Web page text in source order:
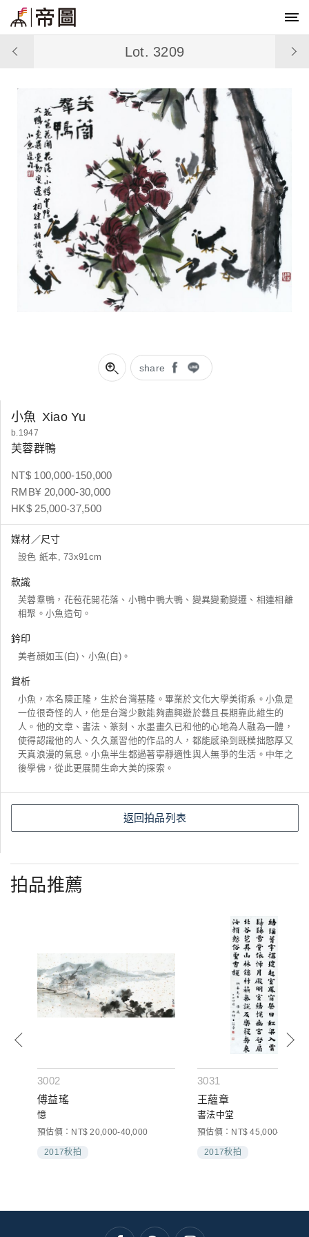
share
Lot. 3209
小魚 Xiao Yu
b.1947
芙蓉群鴨
NT$ 100,000-150,000
RMB¥ 20,000-30,000
HK$ 25,000-37,500
媒材／尺寸
設色 紙本, 73x91cm
款識
芙蓉羣鴨，花苞花開花落、小鴨中鴨大鴨、變異變動變遷、相連相離
相聚。小魚造句。
鈐印
美者顔如玉(白)、小魚(白)。
賞析
小魚，本名陳正隆，生於台灣基隆。畢業於文化大學美術系。小魚是
一位很奇怪的人，他是台灣少數能夠盡興遊於藝且長期靠此維生的
人。他的文章、書法、篆刻、水墨畫久已和他的心地為人融為一體，
使得認識他的人、久久薰習他的作品的人，都能感染到既樸拙憨厚又
天真浪漫的氣息。小魚半生都過著寧靜適性與人無爭的生活。中年之
後學佛，從此更展開生命大美的探索。
返回拍品列表
拍品推薦
3002
傅益瑤
憶
預估價：NT$ 20,000-40,000
2017秋拍
3031
王蘊章
書法中堂
預估價：NT$ 45,000-60,000
2017秋拍